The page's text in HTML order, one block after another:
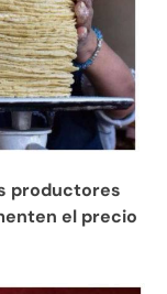
productores
el precio